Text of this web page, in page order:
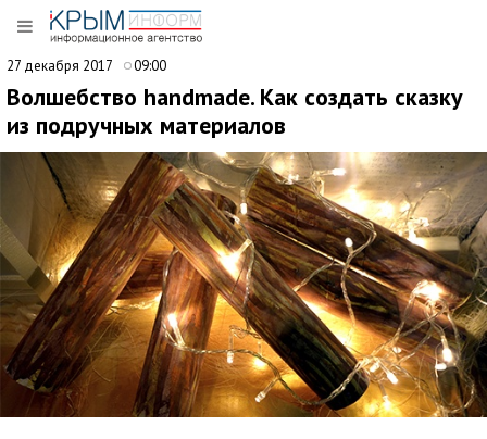
27 декабря 2017 09:00
Волшебство handmade. Как создать сказку
из подручных материалов